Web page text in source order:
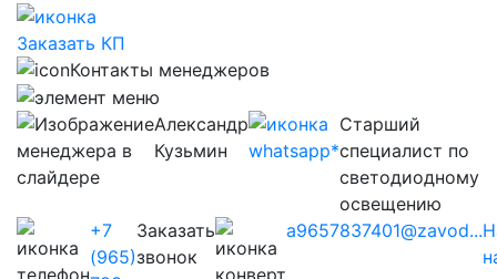
Заказать КП
Контакты менеджеров
Александр
Кузьмин
Старший
специалист по
светодиодному
освещению
+7
(965)
Заказать
звонок
a9657837401@zavod...